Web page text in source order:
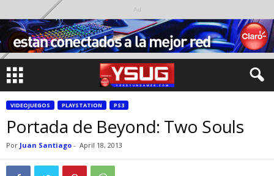
Ad
VIDEOJUEGOS PLAYSTATION PS3
Portada de Beyond: Two Souls
Por Juan Santiago - April 18, 2013